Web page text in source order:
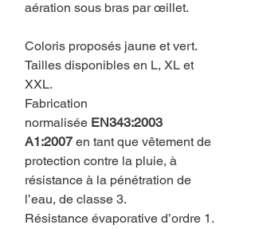
aération sous bras par œillet.
Coloris proposés jaune et vert.
Tailles disponibles en L, XL et
XXL.
Fabrication
normalisée EN343:2003
A1:2007 en tant que vêtement de
protection contre la pluie, à
résistance à la pénétration de
l’eau, de classe 3.
Résistance évaporative d’ordre 1.